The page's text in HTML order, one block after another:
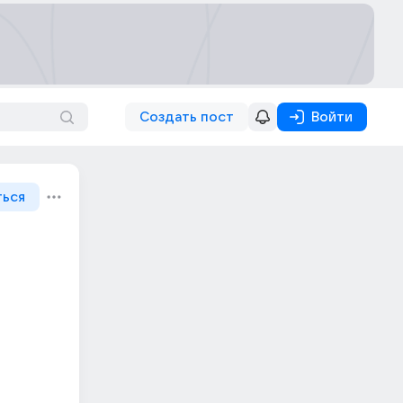
Создать пост Войти